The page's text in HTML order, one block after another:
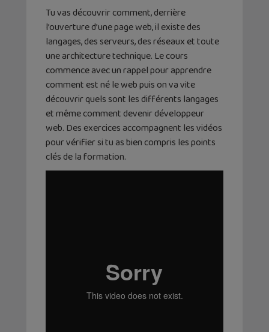
Tu vas découvrir comment, derrière
l’ouverture d’une page web, il existe des
langages, des serveurs, des réseaux et toute
une architecture technique. Le cours
commence avec un rappel pour apprendre
comment est né le web puis on va vite
découvrir quels sont les différents langages
et même comment devenir développeur
web. Des exercices accompagnent les vidéos
pour vérifier si tu as bien compris les points
clés de la formation.